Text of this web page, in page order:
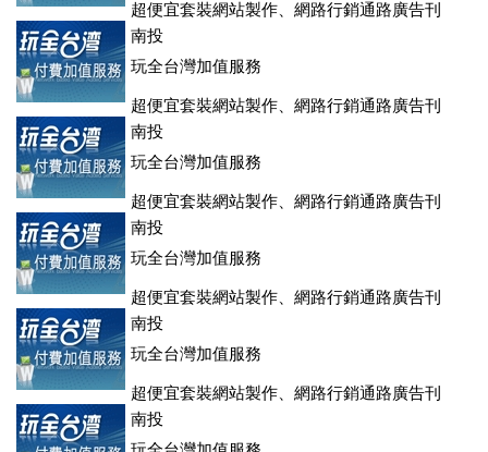
超便宜套裝網站製作、網路行銷通路廣告刊
登、訂房系統、客房委託旅行社銷售，全面優惠中....
南投
玩全台灣加值服務
超便宜套裝網站製作、網路行銷通路廣告刊
登、訂房系統、客房委託旅行社銷售，全面優惠中....
南投
玩全台灣加值服務
超便宜套裝網站製作、網路行銷通路廣告刊
登、訂房系統、客房委託旅行社銷售，全面優惠中....
南投
玩全台灣加值服務
超便宜套裝網站製作、網路行銷通路廣告刊
登、訂房系統、客房委託旅行社銷售，全面優惠中....
南投
玩全台灣加值服務
超便宜套裝網站製作、網路行銷通路廣告刊
登、訂房系統、客房委託旅行社銷售，全面優惠中....
南投